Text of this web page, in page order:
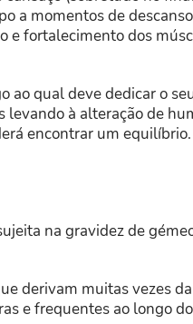
a momentos de
e fortalecimento dos
ao qual deve dedicar o
à alteração de
encontrar um equilíbrio.
na gravidez de
derivam muitas vezes
e frequentes ao longo